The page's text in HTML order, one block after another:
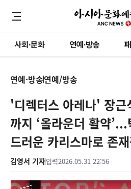
사회·문화 연예·방송
연예·방송연예/방송
'디렉터스 아레나' 장근
까지 ‘올라운더 활약
드러운 카리스마로 존
김영서 기자입력2026.05.31 22:56